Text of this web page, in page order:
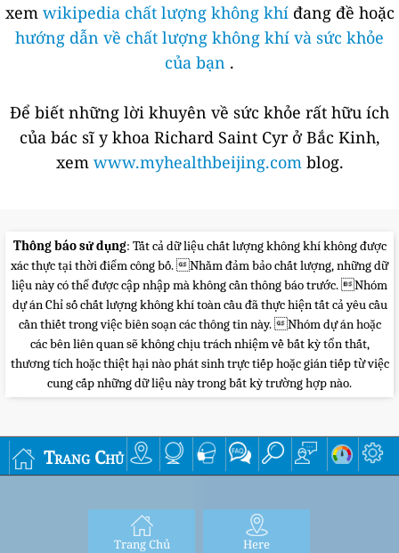
xem wikipedia chất lượng không khíđang đề hoặc
hướng dẫn về chất lượng không khí và sức khỏe
của bạn .
Để biết những lời khuyên về sức khỏe rất hữu ích
của bác sĩ y khoa Richard Saint Cyr ở Bắc Kinh,
xem www.myhealthbeijing.com blog.
Thông báo sử dụng: Tất cả dữ liệu chất lượng không khí không được
xác thực tại thời điểm công bố. Nhằm đảm bảo chất lượng, những dữ
liệu này có thể được cập nhập mà không cần thông báo trước. Nhóm
dự án Chỉ số chất lượng không khí toàn cầu đã thực hiện tất cả yêu cầu
cần thiết trong việc biên soạn các thông tin này. Nhóm dự án hoặc
các bên liên quan sẽ không chịu trách nhiệm về bất kỳ tổn thất,
thương tích hoặc thiệt hại nào phát sinh trực tiếp hoặc gián tiếp từ việc
cung cấp những dữ liệu này trong bất kỳ trường hợp nào.
Trang Chủ
Trang Chủ Here